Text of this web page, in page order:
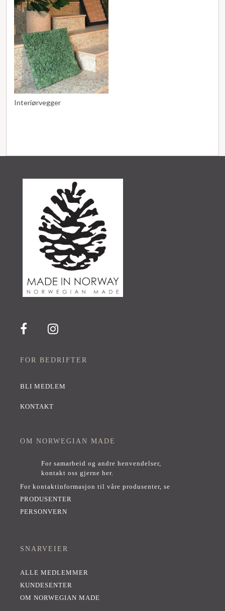
Interiørvegger
FOR BEDRIFTER
BLI MEDLEM
KONTAKT
OM NORWEGIAN MADE
For samarbeid og andre henvendelser,
kontakt oss gjerne her.
For kontaktinformasjon til våre produsenter, se
PRODUSENTER
PERSONVERN
SNARVEIER
ALLE MEDLEMMER
KUNDESENTER
OM NORWEGIAN MADE